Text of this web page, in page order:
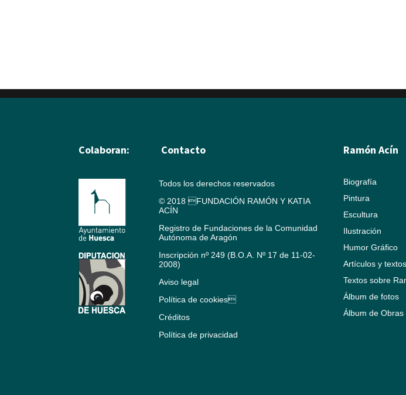
Colaboran: Contacto
Todos los derechos reservados
© 2018 FUNDACIÓN RAMÓN Y KATIA
ACÍN
Registro de Fundaciones de la Comunidad
Autónoma de Aragón
Inscripción nº 249 (B.O.A. Nº 17 de 11-02-
2008)
Aviso legal
Política de cookies
Créditos
Política de privacidad
Ramón Acín
Biografía
Pintura
Escultura
Ilustración
Humor Gráfico
Artículos y
Textos sobre
Álbum de fotos
Álbum de Obras